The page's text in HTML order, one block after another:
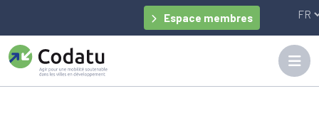
Espace membres
Panneau de gestion des cookies